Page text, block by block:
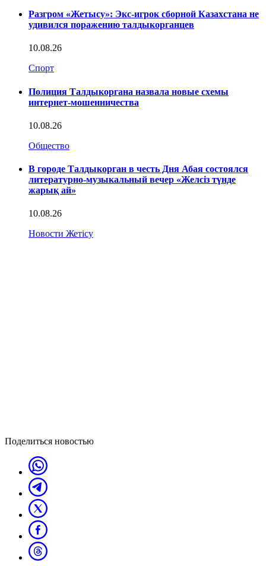
Разгром «Жетысу»: Экс-игрок сборной Казахстана не
удивился поражению талдыкорганцев
10.08.26
Спорт
Полиция Талдыкоргана назвала новые схемы
интернет-мошенничества
10.08.26
Общество
В городе Талдыкорган в честь Дня Абая состоялся
литературно-музыкальный вечер «Желсіз түнде
жарық ай»
10.08.26
Новости Жетісу
Поделиться новостью